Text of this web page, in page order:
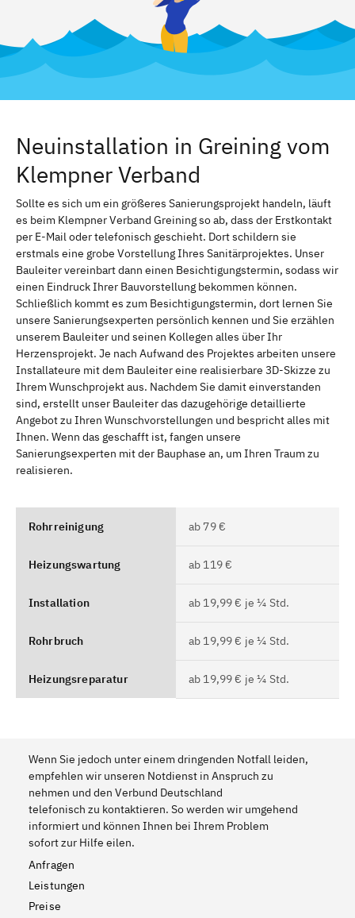
Neuinstallation in Greining vom
Klempner Verband
Sollte es sich um ein größeres Sanierungsprojekt handeln, läuft
es beim Klempner Verband Greining so ab, dass der Erstkontakt
per E-Mail oder telefonisch geschieht. Dort schildern sie
erstmals eine grobe Vorstellung Ihres Sanitärprojektes. Unser
Bauleiter vereinbart dann einen Besichtigungstermin, sodass wir
einen Eindruck Ihrer Bauvorstellung bekommen können.
Schließlich kommt es zum Besichtigungstermin, dort lernen Sie
unsere Sanierungsexperten persönlich kennen und Sie erzählen
unserem Bauleiter und seinen Kollegen alles über Ihr
Herzensprojekt. Je nach Aufwand des Projektes arbeiten unsere
Installateure mit dem Bauleiter eine realisierbare 3D-Skizze zu
Ihrem Wunschprojekt aus. Nachdem Sie damit einverstanden
sind, erstellt unser Bauleiter das dazugehörige detaillierte
Angebot zu Ihren Wunschvorstellungen und bespricht alles mit
Ihnen. Wenn das geschafft ist, fangen unsere
Sanierungsexperten mit der Bauphase an, um Ihren Traum zu
realisieren.
Rohrreinigung ab 79 €
Heizungswartung ab 119 €
Installation ab 19,99 € je ¼ Std.
Rohrbruch ab 19,99 € je ¼ Std.
Heizungsreparatur ab 19,99 € je ¼ Std.
Wenn Sie jedoch unter einem dringenden Notfall leiden,
empfehlen wir unseren Notdienst in Anspruch zu
nehmen und den Verbund Deutschland
telefonisch zu kontaktieren. So werden wir umgehend
informiert und können Ihnen bei Ihrem Problem
sofort zur Hilfe eilen.
Anfragen
Leistungen
Preise